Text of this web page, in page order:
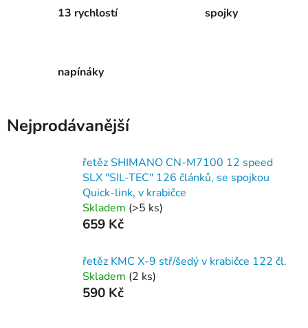
13 rychlostí spojky
napínáky
Nejprodávanější
řetěz SHIMANO CN-M7100 12 speed
SLX "SIL-TEC" 126 článků, se spojkou
Quick-link, v krabičce
Skladem (>5 ks)
659 Kč
řetěz KMC X-9 stř/šedý v krabičce 122 čl.
Skladem (2 ks)
590 Kč